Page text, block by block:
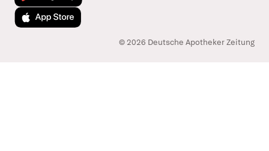
Laden im App Store
© 2026 Deutsche Apotheker Zeitung